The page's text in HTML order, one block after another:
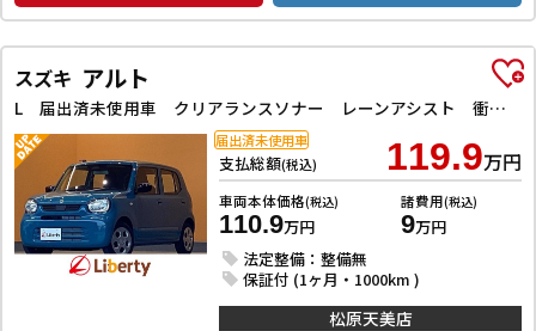
スズキ アルト
L 届出済未使用車 クリアランスソナー レーンアシスト 衝突被害軽減システム アイドリングストップ 電動格納ミラー シートヒーター CVT 盗難防止システム ABS ESC 衝突安全ボディ エアコン
支払総額(税込) 119.9万円
車両本体価格(税込)
110.9万円
諸費用(税込)
9万円
法定整備：整備無
保証付 (1ヶ月・1000km )
届出済未使用車
松原天美店